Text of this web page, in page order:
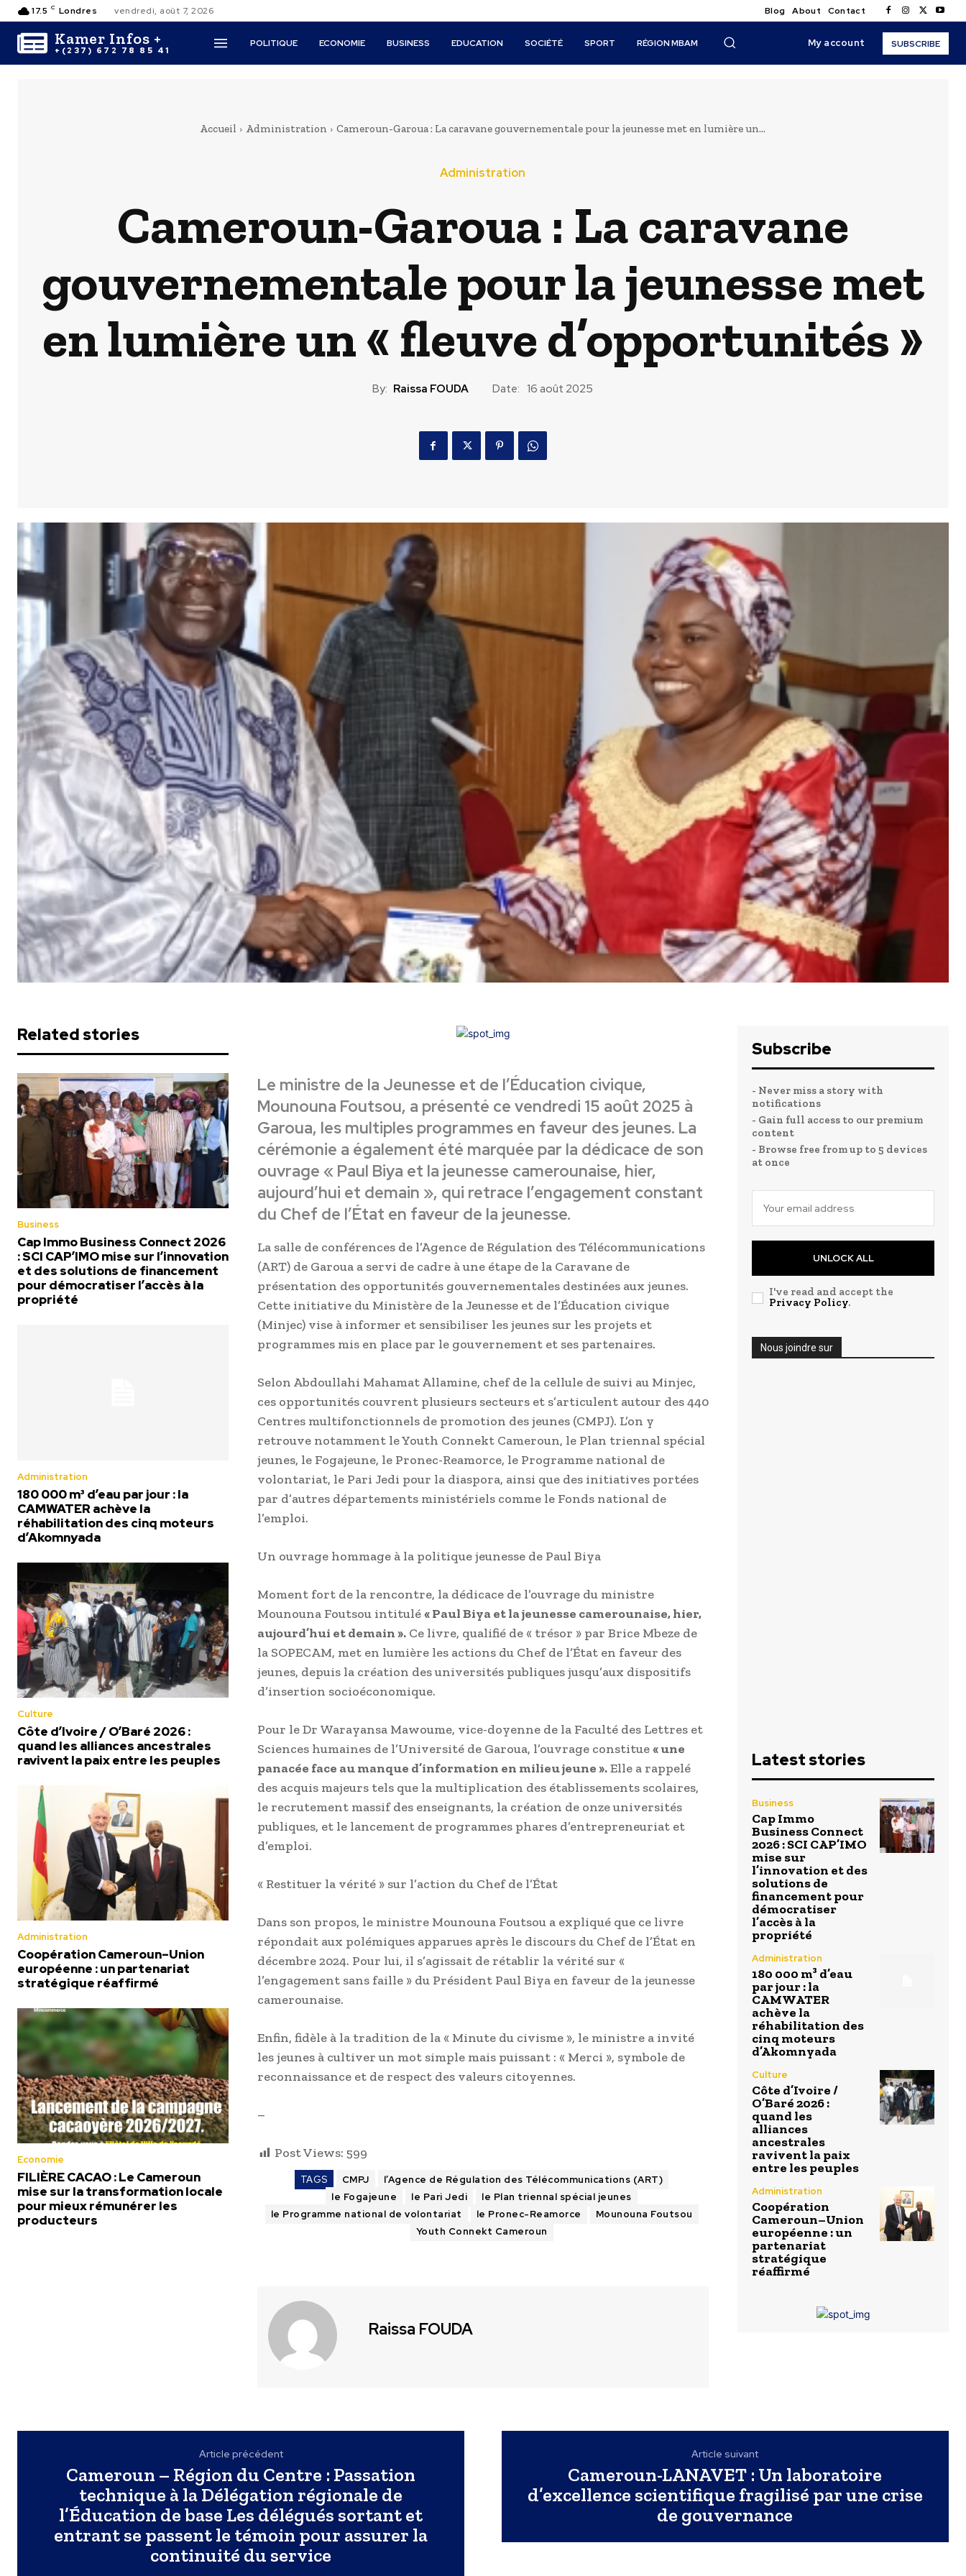
17.5 C Londres vendredi, août 7, 2026 Blog About Contact
Kamer Infos +
+(237) 672 78 85 41
POLITIQUE ECONOMIE BUSINESS EDUCATION SOCIÉTÉ SPORT RÉGION MBAM My account SUBSCRIBE
Accueil Administration Cameroun-Garoua : La caravane gouvernementale pour la jeunesse met en lumière un...
Administration
Cameroun-Garoua : La caravane
gouvernementale pour la jeunesse met
en lumière un « fleuve d’opportunités »
By: Raissa FOUDA Date: 16 août 2025
Related stories
Business
Cap Immo Business Connect 2026
: SCI CAP’IMO mise sur l’innovation
et des solutions de financement
pour démocratiser l’accès à la
propriété
Administration
180 000 m³ d’eau par jour : la
CAMWATER achève la
réhabilitation des cinq moteurs
d’Akomnyada
Culture
Côte d’Ivoire / O’Baré 2026 :
quand les alliances ancestrales
ravivent la paix entre les peuples
Administration
Coopération Cameroun–Union
européenne : un partenariat
stratégique réaffirmé
Economie
FILIÈRE CACAO : Le Cameroun
mise sur la transformation locale
pour mieux rémunérer les
producteurs
Le ministre de la Jeunesse et de l’Éducation civique,
Mounouna Foutsou, a présenté ce vendredi 15 août 2025 à
Garoua, les multiples programmes en faveur des jeunes. La
cérémonie a également été marquée par la dédicace de son
ouvrage « Paul Biya et la jeunesse camerounaise, hier,
aujourd’hui et demain », qui retrace l’engagement constant
du Chef de l’État en faveur de la jeunesse.
La salle de conférences de l’Agence de Régulation des Télécommunications
(ART) de Garoua a servi de cadre à une étape de la Caravane de
présentation des opportunités gouvernementales destinées aux jeunes.
Cette initiative du Ministère de la Jeunesse et de l’Éducation civique
(Minjec) vise à informer et sensibiliser les jeunes sur les projets et
programmes mis en place par le gouvernement et ses partenaires.
Selon Abdoullahi Mahamat Allamine, chef de la cellule de suivi au Minjec,
ces opportunités couvrent plusieurs secteurs et s’articulent autour des 440
Centres multifonctionnels de promotion des jeunes (CMPJ). L’on y
retrouve notamment le Youth Connekt Cameroun, le Plan triennal spécial
jeunes, le Fogajeune, le Pronec-Reamorce, le Programme national de
volontariat, le Pari Jedi pour la diaspora, ainsi que des initiatives portées
par d’autres départements ministériels comme le Fonds national de
l’emploi.
Un ouvrage hommage à la politique jeunesse de Paul Biya
Moment fort de la rencontre, la dédicace de l’ouvrage du ministre
Mounouna Foutsou intitulé« Paul Biya et la jeunesse camerounaise, hier,
aujourd’hui et demain ». Ce livre, qualifié de « trésor » par Brice Mbeze de
la SOPECAM, met en lumière les actions du Chef de l’État en faveur des
jeunes, depuis la création des universités publiques jusqu’aux dispositifs
d’insertion socioéconomique.
Pour le Dr Warayansa Mawoume, vice-doyenne de la Faculté des Lettres et
Sciences humaines de l’Université de Garoua, l’ouvrage constitue« une
panacée face au manque d’information en milieu jeune ».Elle a rappelé
des acquis majeurs tels que la multiplication des établissements scolaires,
le recrutement massif des enseignants, la création de onze universités
publiques, et le lancement de programmes phares d’entrepreneuriat et
d’emploi.
« Restituer la vérité » sur l’action du Chef de l’État
Dans son propos, le ministre Mounouna Foutsou a expliqué que ce livre
répondait aux polémiques apparues après le discours du Chef de l’État en
décembre 2024. Pour lui, il s’agissait de rétablir la vérité sur «
l’engagement sans faille » du Président Paul Biya en faveur de la jeunesse
camerounaise.
Enfin, fidèle à la tradition de la « Minute du civisme », le ministre a invité
les jeunes à cultiver un mot simple mais puissant : « Merci », symbole de
reconnaissance et de respect des valeurs citoyennes.
–
Post Views: 599
TAGS CMPJ
l’Agence de Régulation des Télécommunications (ART)
le Fogajeune
le Pari Jedi
le Plan triennal spécial jeunes
le Programme national de volontariat
le Pronec-Reamorce
Mounouna Foutsou
Youth Connekt Cameroun
Raissa FOUDA
Subscribe
- Never miss a story with
notifications
- Gain full access to our premium
content
- Browse free from up to 5 devices
at once
UNLOCK ALL
I've read and accept the
Privacy Policy.
Nous joindre sur
Latest stories
Business
Cap Immo
Business Connect
2026 : SCI CAP’IMO
mise sur
l’innovation et des
solutions de
financement pour
démocratiser
l’accès à la
propriété
Administration
180 000 m³ d’eau
par jour : la
CAMWATER
achève la
réhabilitation des
cinq moteurs
d’Akomnyada
Culture
Côte d’Ivoire /
O’Baré 2026 :
quand les
alliances
ancestrales
ravivent la paix
entre les peuples
Administration
Coopération
Cameroun–Union
européenne : un
partenariat
stratégique
réaffirmé
Article précédent
Cameroun – Région du Centre : Passation
technique à la Délégation régionale de
l’Éducation de base Les délégués sortant et
entrant se passent le témoin pour assurer la
continuité du service
Article suivant
Cameroun-LANAVET : Un laboratoire
d’excellence scientifique fragilisé par une crise
de gouvernance